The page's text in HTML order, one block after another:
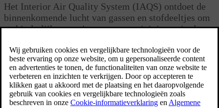
Bijgewerkt 08-06-2023
Het Interior Air Quality System (IAQS) ontdoet de
binnenkomende lucht van gassen en stofdeeltjes om
zo hinderlijke geurtjes en verontreinigingen in de
Als de Air Quality Sensor een verhoogde concentratie van
verontreinigingen in de buitenlucht meet, wordt de luchtinlaat
afgesloten waarna de lucht in de passagiersruimte wordt
gerecirculeerd.